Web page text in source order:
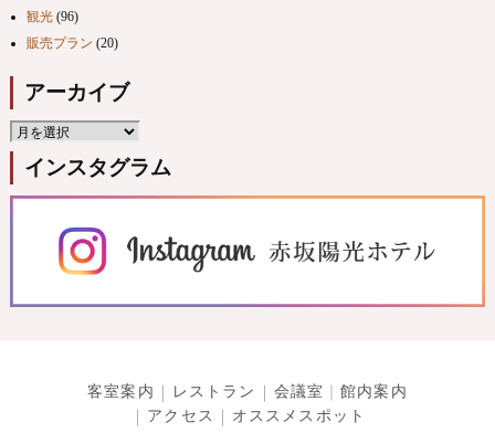
観光(96)
販売プラン (20)
アーカイブ
インスタグラム
客室案内 レストラン 会議室
館内案内
アクセス
オススメスポット